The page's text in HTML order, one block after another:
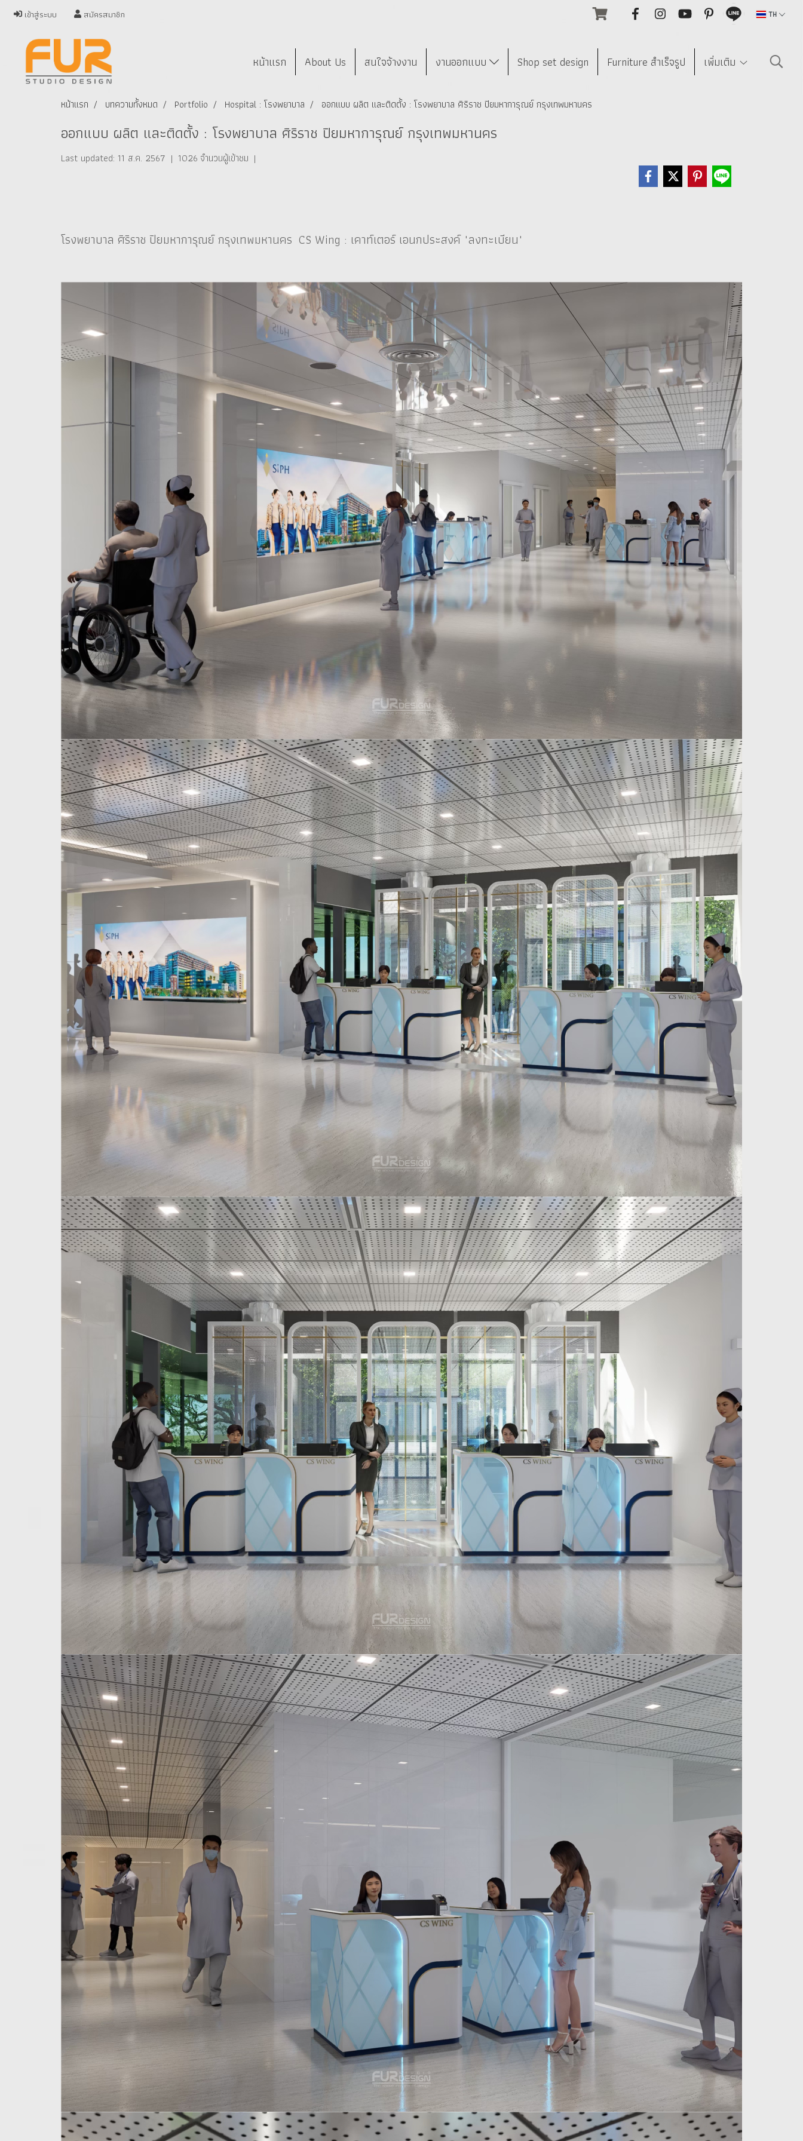
เข้าสู่ระบบ สมัครสมาชิก TH
หน้าแรก About Us สนใจจ้างงาน งานออกแบบ Shop set design Furniture สำเร็จรูป เพิ่มเติม
หน้าแรก บทความทั้งหมด Portfolio Hospital : โรงพยาบาล ออกแบบ ผลิต และติดตั้ง : โรงพยาบาล ศิริราช ปิยมหาการุณย์ กรุงเทพมหานคร
ออกแบบ ผลิต และติดตั้ง : โรงพยาบาล ศิริราช ปิยมหาการุณย์ กรุงเทพมหานคร
Last updated: 11 ส.ค. 2567 | 1026 จำนวนผู้เข้าชม |
โรงพยาบาล ศิริราช ปิยมหาการุณย์ กรุงเทพมหานคร CS Wing : เคาท์เตอร์ เอนกประสงค์ "ลงทะเบียน"